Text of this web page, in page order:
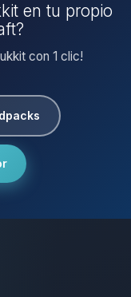
en tu propio
con 1 clic!